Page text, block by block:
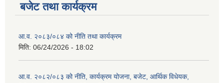
बजेट तथा कार्यक्रम
आ.व. २०८३/०८४ को नीति तथा कार्यक्रम
मिति: 06/24/2026 - 18:02
आ.व. २०८२/०८३ को नीति, कार्यक्रम योजना, बजेट, आर्थिक विधेयक,